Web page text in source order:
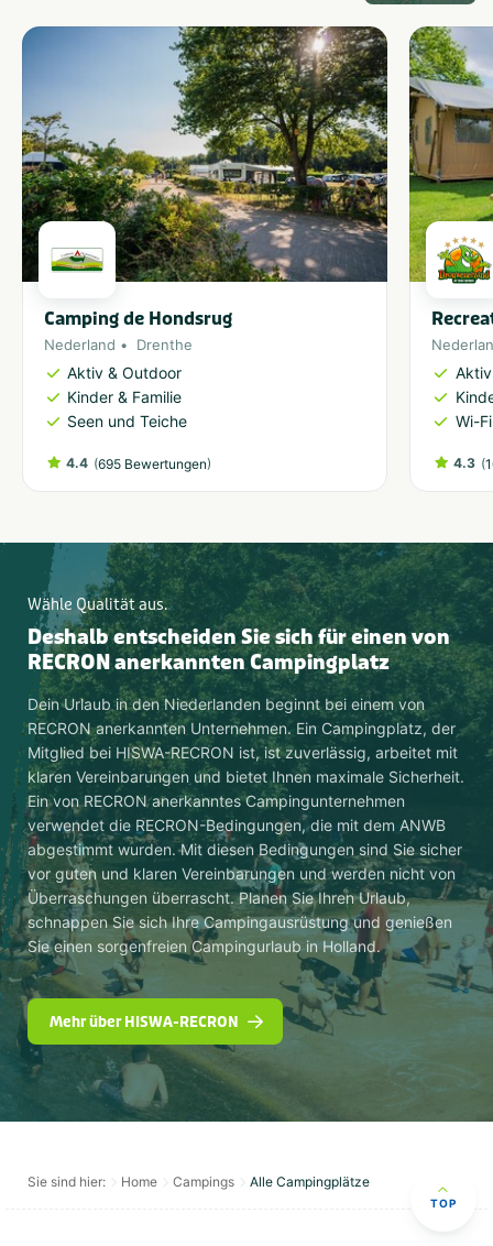
Camping de Hondsrug
Nederland Drenthe
Aktiv & Outdoor
Kinder & Familie
Seen und Teiche
4.4 (695 Bewertungen)
Wi-Fi
4.3 (
Wähle Qualität aus.
Deshalb entscheiden Sie sich für einen von
RECRON anerkannten Campingplatz
Dein Urlaub in den Niederlanden beginnt bei einem von
RECRON anerkannten Unternehmen. Ein Campingplatz, der
Mitglied bei HISWA-RECRON ist, ist zuverlässig, arbeitet mit
klaren Vereinbarungen und bietet Ihnen maximale Sicherheit.
Ein von RECRON anerkanntes Campingunternehmen
verwendet die RECRON-Bedingungen, die mit dem ANWB
abgestimmt wurden. Mit diesen Bedingungen sind Sie sicher
vor guten und klaren Vereinbarungen und werden nicht von
Überraschungen überrascht. Planen Sie Ihren Urlaub,
schnappen Sie sich Ihre Campingausrüstung und genießen
Sie einen sorgenfreien Campingurlaub in Holland.
Mehr über HISWA-RECRON
Sie sind hier: Home Campings Alle Campingplätze
TOP